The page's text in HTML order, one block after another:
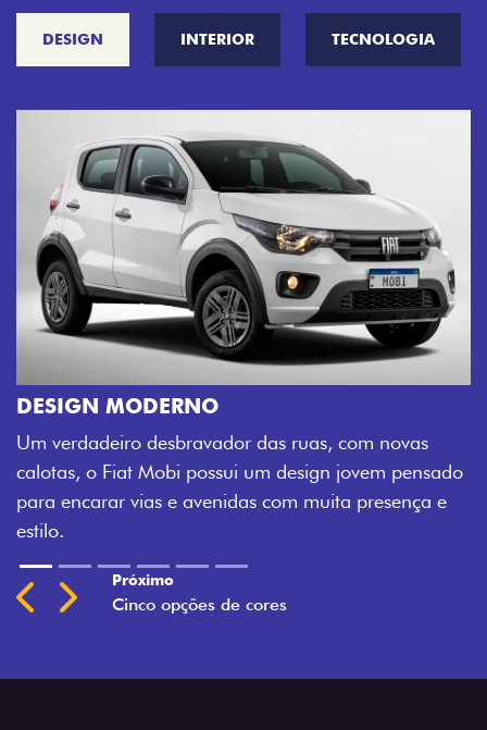
DESIGN INTERIOR TECNOLOGIA
novas
pensado
e
CINCO OPÇÕES DE CORES
O Fiat Mobi tem sempre uma opção de cor
sua cara. Escolha entre o Preto Vulcano,
Montecarlo, Branco Banchisa, Prata Bari e
Silverstone.